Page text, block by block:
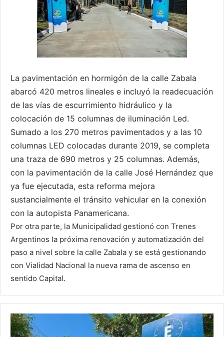
La pavimentación en hormigón de la calle Zabala
abarcó 420 metros lineales e incluyó la readecuación
de las vías de escurrimiento hidráulico y la
colocación de 15 columnas de iluminación Led.
Sumado a los 270 metros pavimentados y a las 10
columnas LED colocadas durante 2019, se completa
una traza de 690 metros y 25 columnas. Además,
con la pavimentación de la calle José Hernández que
ya fue ejecutada, esta reforma mejora
sustancialmente el tránsito vehicular en la conexión
con la autopista Panamericana.
Por otra parte, la Municipalidad gestionó con Trenes
Argentinos la próxima renovación y automatización del
paso a nivel sobre la calle Zabala y se está gestionando
con Vialidad Nacional la nueva rama de ascenso en
sentido Capital.